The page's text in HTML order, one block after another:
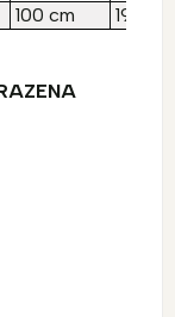
100 cm 195 cm